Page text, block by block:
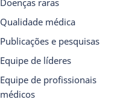
Doenças raras
Qualidade médica
Publicações e pesquisas
Equipe de líderes
Equipe de profissionais
médicos